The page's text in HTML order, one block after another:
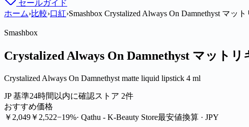
セールガイド
ホーム›比較›口紅›Smashbox Crystalized Always On Damnethyst マッ
Smashbox
Crystalized Always On Damnethyst マット
Crystalized Always On Damnethyst matte liquid lipstick 4 ml
JP 基準24時間以内に確認ストア 2件
おすすめ価格
￥2,049 ￥2,522−19%· Qathu - K-Beauty Store最安値換算 · JPY